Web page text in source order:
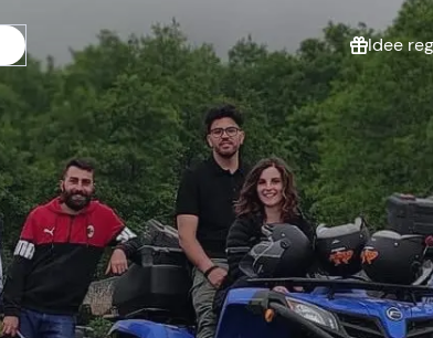
Idee
Non sai cosa
regalare?
Gift Card Freedome
Un regalo digitale che
lascia la libertà di
scegliere esperienze
outdoor in tutta Italia.